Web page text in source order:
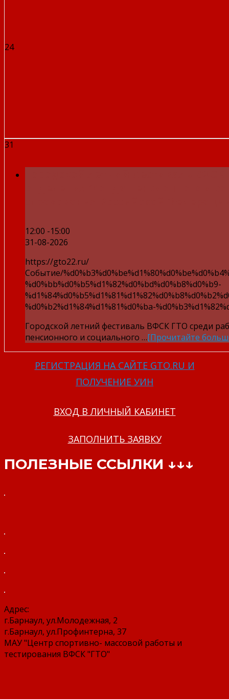
24
31
12:00 -15:00
31-08-2026
https://gto22.ru/
Событие/
%d0%bb%d0%b5%d1%82%d0%bd%d0%b8%d0%b9-
%d0%b2%d1%84%d1%81%d0%ba-
Городской летний фестиваль ВФСК ГТО среди
пенсионного и социального …[Прочитайте
РЕГИСТРАЦИЯ НА САЙТЕ GTO.RU И
ПОЛУЧЕНИЕ УИН
ВХОД В ЛИЧНЫЙ КАБИНЕТ
ЗАПОЛНИТЬ ЗАЯВКУ
ПОЛЕЗНЫЕ ССЫЛКИ ↓↓↓
Адрес:
г.Барнаул, ул.Молодежная, 2
г.Барнаул, ул.Профинтерна, 37
МАУ "Центр спортивно- массовой работы и
тестирования ВФСК "ГТО"